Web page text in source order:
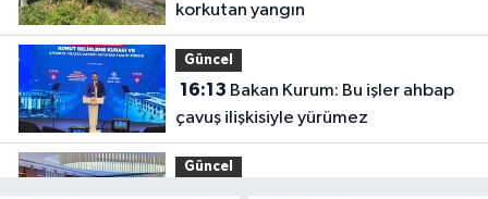
korkutan yangın
Güncel
16:13
çavuş ilişkisiyle yürümez
Güncel